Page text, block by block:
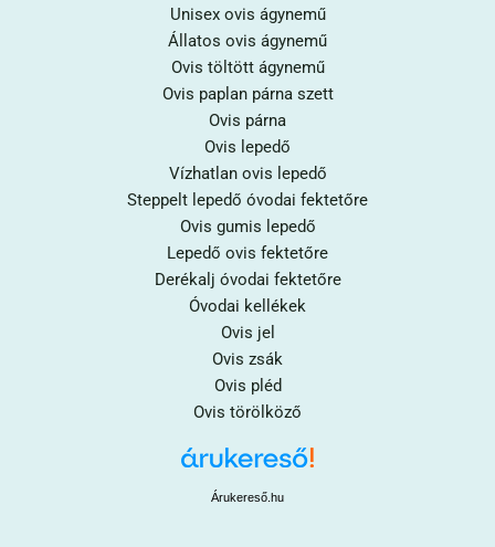
Unisex ovis ágynemű
Állatos ovis ágynemű
Ovis töltött ágynemű
Ovis paplan párna szett
Ovis párna
Ovis lepedő
Vízhatlan ovis lepedő
Steppelt lepedő óvodai fektetőre
Ovis gumis lepedő
Lepedő ovis fektetőre
Derékalj óvodai fektetőre
Óvodai kellékek
Ovis jel
Ovis zsák
Ovis pléd
Ovis törölköző
Árukereső.hu